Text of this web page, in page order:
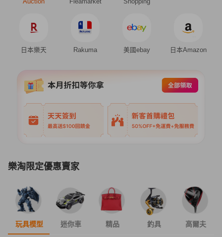
日本樂天 Rakuma 美國ebay 日本Amazon
樂淘限定優惠賣家
玩具模型 迷你車 精品 釣具 高爾夫